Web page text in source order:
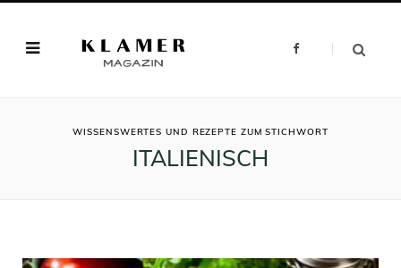
F
k
WISSENSWERTES UND REZEPTE ZUM STICHWORT
ITALIENISCH